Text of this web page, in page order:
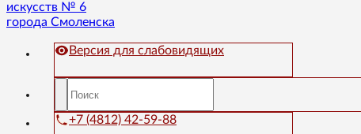
искусств № 6
города Смоленска
Версия для слабовидящих
+7 (4812) 42-59-88